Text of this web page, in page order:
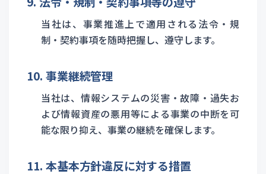
当社は、事業推進上で適用される法令・規
制・契約事項を随時把握し、遵守します。
10. 事業継続管理
当社は、情報システムの災害・故障・過失お
よび情報資産の悪用等による事業の中断を可
能な限り抑え、事業の継続を確保します。
11. 本基本方針違反に対する措置